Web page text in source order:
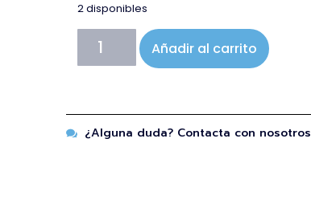
2 disponibles
Añadir al carrito
¿Alguna duda? Contacta con nosotros